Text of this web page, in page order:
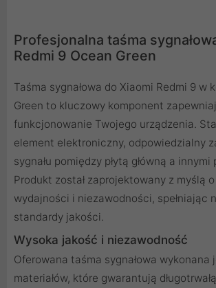
Profesjonalna taśma
Redmi 9 Ocean Green
Taśma sygnałowa do Xiaomi Redmi 9 w
Green to kluczowy komponent
funkcjonowanie Twojego urządzenia.
element elektroniczny, odpowiedzialny
sygnału pomiędzy płytą główną a innymi
Produkt został zaprojektowany z myślą
wydajności i niezawodności, spełniając
standardy jakości.
Wysoka jakość i niezawodność
Oferowana taśma sygnałowa wykonana
materiałów, które gwarantują